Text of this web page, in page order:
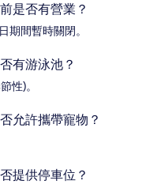
是否有營業？
期間暫時關閉。
有游泳池？
性)。
允許攜帶寵物？
提供停車位？